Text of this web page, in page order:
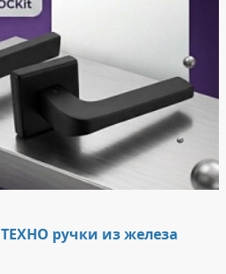
ручки из железа